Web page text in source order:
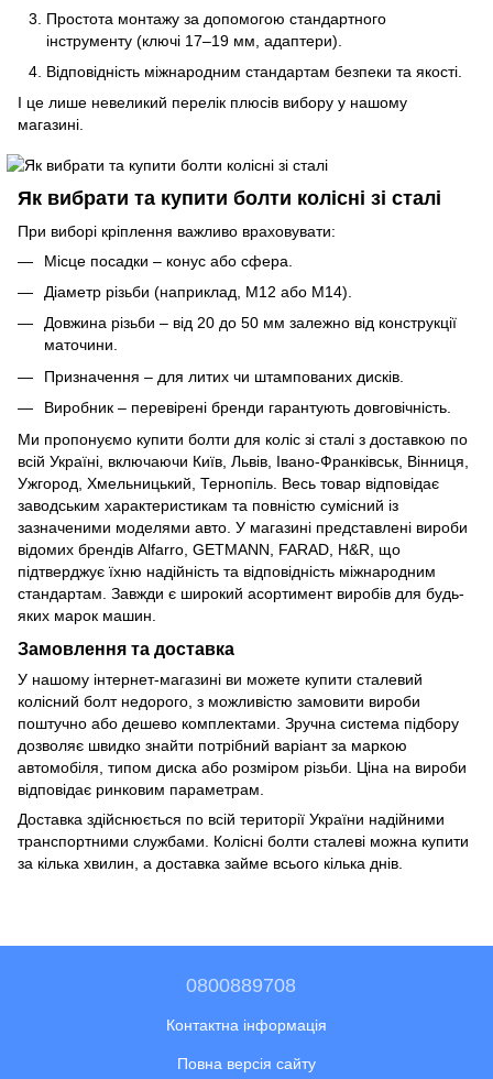
Простота монтажу за допомогою стандартного
інструменту (ключі 17–19 мм, адаптери).
Відповідність міжнародним стандартам безпеки та якості.
І це лише невеликий перелік плюсів вибору у нашому
магазині.
Як вибрати та купити болти колісні зі сталі
При виборі кріплення важливо враховувати:
Місце посадки – конус або сфера.
Діаметр різьби (наприклад, М12 або М14).
Довжина різьби – від 20 до 50 мм залежно від конструкції
маточини.
Призначення – для литих чи штампованих дисків.
Виробник – перевірені бренди гарантують довговічність.
Ми пропонуємо купити болти для коліс зі сталі з доставкою по
всій Україні, включаючи Київ, Львів, Івано-Франківськ, Вінниця,
Ужгород, Хмельницький, Тернопіль. Весь товар відповідає
заводським характеристикам та повністю сумісний із
зазначеними моделями авто. У магазині представлені вироби
відомих брендів Alfarro, GETMANN, FARAD, H&R, що
підтверджує їхню надійність та відповідність міжнародним
стандартам. Завжди є широкий асортимент виробів для будь-
яких марок машин.
Замовлення та доставка
У нашому інтернет-магазині ви можете купити сталевий
колісний болт недорого, з можливістю замовити вироби
поштучно або дешево комплектами. Зручна система підбору
дозволяє швидко знайти потрібний варіант за маркою
автомобіля, типом диска або розміром різьби. Ціна на вироби
відповідає ринковим параметрам.
Доставка здійснюється по всій території України надійними
транспортними службами. Колісні болти сталеві можна купити
за кілька хвилин, а доставка займе всього кілька днів.
0800889708
Контактна інформація
Повна версія сайту